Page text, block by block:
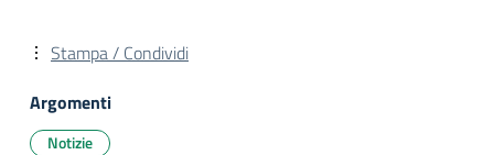
Stampa / Condividi
Argomenti
Notizie